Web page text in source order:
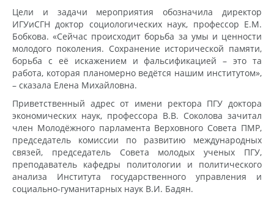
Цели и задачи мероприятия обозначила директор
ИГУиСГН доктор социологических наук, профессор Е.М.
Бобкова. «Сейчас происходит борьба за умы и ценности
молодого поколения. Сохранение исторической памяти,
борьба с её искажением и фальсификацией – это та
работа, которая планомерно ведётся нашим институтом»,
– сказала Елена Михайловна.
Приветственный адрес от имени ректора ПГУ доктора
экономических наук, профессора В.В. Соколова зачитал
член Молодёжного парламента Верховного Совета ПМР,
председатель комиссии по развитию международных
связей, председатель Совета молодых ученых ПГУ,
преподаватель кафедры политологии и политического
анализа Института государственного управления и
социально-гуманитарных наук В.И. Бадян.